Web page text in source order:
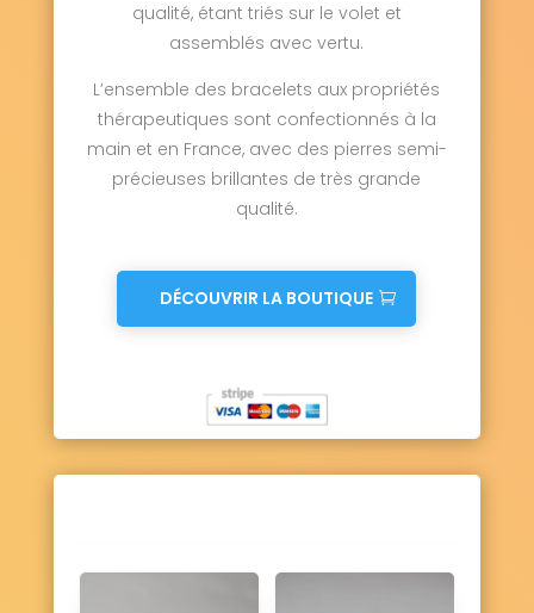
qualité, étant triés sur le volet et
assemblés avec vertu.
L’ensemble des bracelets aux propriétés
thérapeutiques sont confectionnés à la
main et en France, avec des pierres semi-
précieuses brillantes de très grande
qualité.
DÉCOUVRIR LA BOUTIQUE